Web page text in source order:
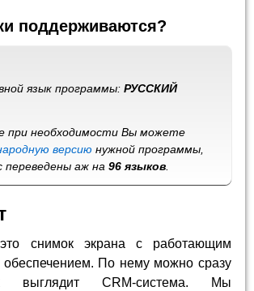
поддерживаются?
язык программы:РУССКИЙ
при необходимости Вы можете
версию нужной программы,
переведены аж на96 языков
снимок экрана с работающим
По нему можно сразу
выглядит CRM-система. Мы